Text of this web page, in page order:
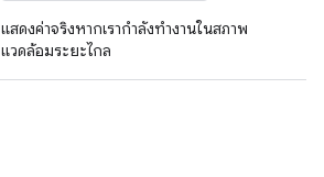
แสดงค่าจริงหากเรากำลังทำงานในสภาพ
แวดล้อมระยะไกล